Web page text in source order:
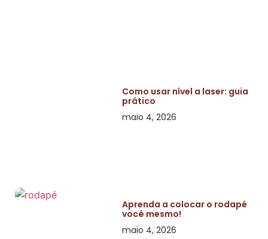
Como usar nível a laser: guia
prático
maio 4, 2026
Aprenda a colocar o rodapé
você mesmo!
maio 4, 2026